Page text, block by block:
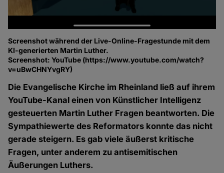
Screenshot während der Live-Online-Fragestunde mit dem
KI-generierten Martin Luther.
Screenshot: YouTube (https://www.youtube.com/watch?
v=uBwCHNYvgRY)
Die Evangelische Kirche im Rheinland ließ auf ihrem
YouTube-Kanal einen von Künstlicher Intelligenz
gesteuerten Martin Luther Fragen beantworten. Die
Sympathiewerte des Reformators konnte das nicht
gerade steigern. Es gab viele äußerst kritische
Fragen, unter anderem zu antisemitischen
Äußerungen Luthers.